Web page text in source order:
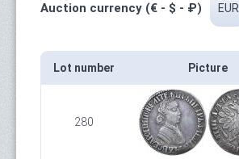
Auction currency (€ - $ - ₽) EUR
Lot number Picture
280